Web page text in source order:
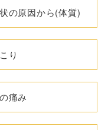
の原因から(体質)
り
痛み